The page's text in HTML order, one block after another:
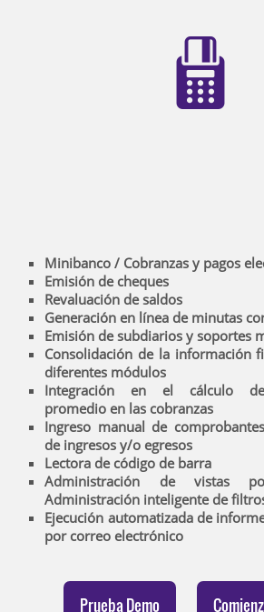
Minibanco / Cobranzas y pagos
Emisión de cheques
Revaluación de saldos
Generación en línea de minutas
Emisión de subdiarios y soportes
Consolidación de la información
diferentes módulos
Integración en el cálculo
promedio en las cobranzas
Ingreso manual de
de ingresos y/o egresos
Lectora de código de barra
Administración de vistas
Administración inteligente de
Ejecución automatizada de
por correo electrónico
Prueba Demo